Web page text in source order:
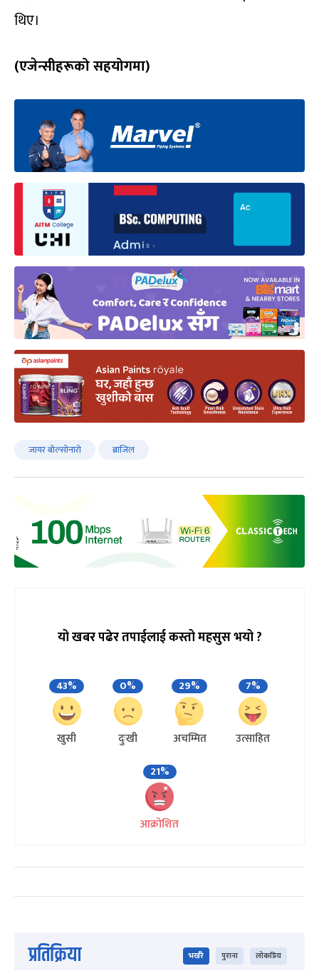
थिए।
(एजेन्सीहरूको सहयोगमा)
जायर बोल्सोनारो ब्राजिल
यो खबर पढेर तपाईलाई कस्तो महसुस भयो ?
43%
खुसी
0%
दुःखी
29%
अचम्मित
7%
उत्साहित
21%
आक्रोशित
प्रतिक्रिया भर्खरै पुराना लोकप्रिय